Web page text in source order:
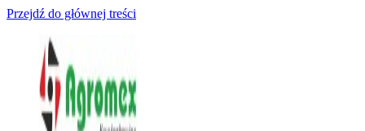
Przejdź do głównej treści